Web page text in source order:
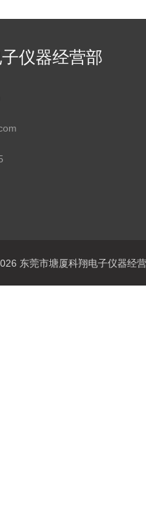
仪器经营部
东莞市塘厦科翔电子仪器